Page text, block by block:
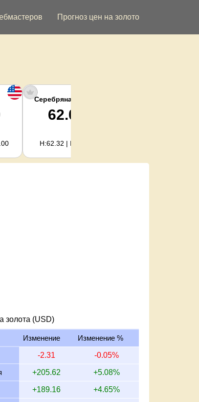
Прогноз цен на золото
Серебряная унция
62.02
H:62.32 | L:61.15
золота (USD)
Изменение Изменение %
-2.31 -0.05%
+205.62 +5.08%
+189.16 +4.65%